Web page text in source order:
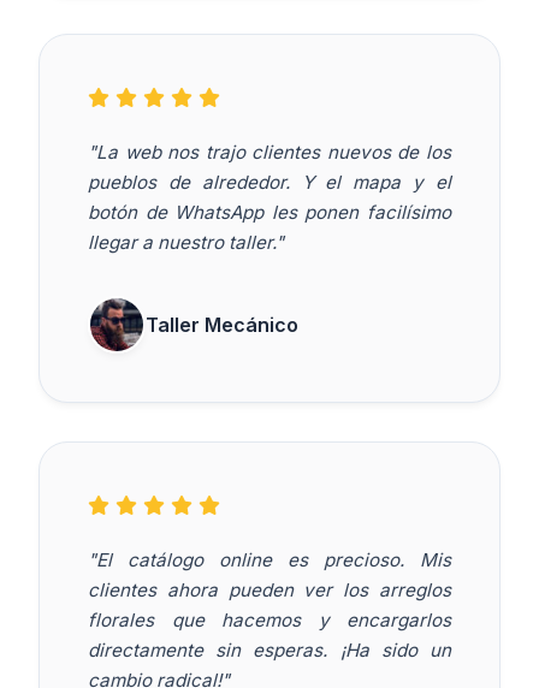
"La web nos trajo clientes nuevos de los
pueblos de alrededor. Y el mapa y el
botón de WhatsApp les ponen facilísimo
llegar a nuestro taller."
Taller Mecánico
"El catálogo online es precioso. Mis
clientes ahora pueden ver los arreglos
florales que hacemos y encargarlos
directamente sin esperas. ¡Ha sido un
cambio radical!"